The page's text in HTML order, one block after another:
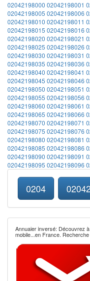
02042198000 02042198001
02042198005 02042198006
02042198010 02042198011
02042198015 02042198016
02042198020 02042198021
02042198025 02042198026
02042198030 02042198031
02042198035 02042198036
02042198040 02042198041
02042198045 02042198046
02042198050 02042198051
02042198055 02042198056
02042198060 02042198061
02042198065 02042198066
02042198070 02042198071
02042198075 02042198076
02042198080 02042198081
02042198085 02042198086
02042198090 02042198091
02042198095 02042198096
0204
Annuaier inversé: Découvrez
mobile...en France.